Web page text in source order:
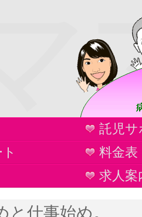
託児
料金表
求人案
と仕事始め。